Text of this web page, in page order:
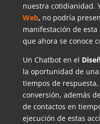
nuestra cotidianidad.
Web, no podría
manifestación de
que ahora se conoce
Un Chatbot en el
la oportunidad de
tiempos de
conversión, además
de contactos en
ejecución de estas